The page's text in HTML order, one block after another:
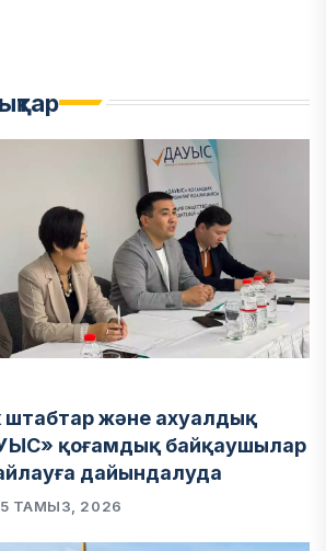
штабтар және ахуалдық
қоғамдық байқаушылар
дайындалуда
5 ТАМЫЗ, 2026